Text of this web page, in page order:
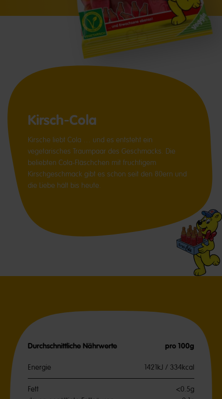
Kirsch-Cola
Kirsche liebt Cola … und es entsteht ein
vegetarisches Traumpaar des Geschmacks. Die
beliebten Cola-Fläschchen mit fruchtigem
Kirschgeschmack gibt es schon seit den 80ern und
die Liebe hält bis heute.
Durchschnittliche Nährwerte pro 100g
Energie 1421kJ / 334kcal
Fett
<0.5g